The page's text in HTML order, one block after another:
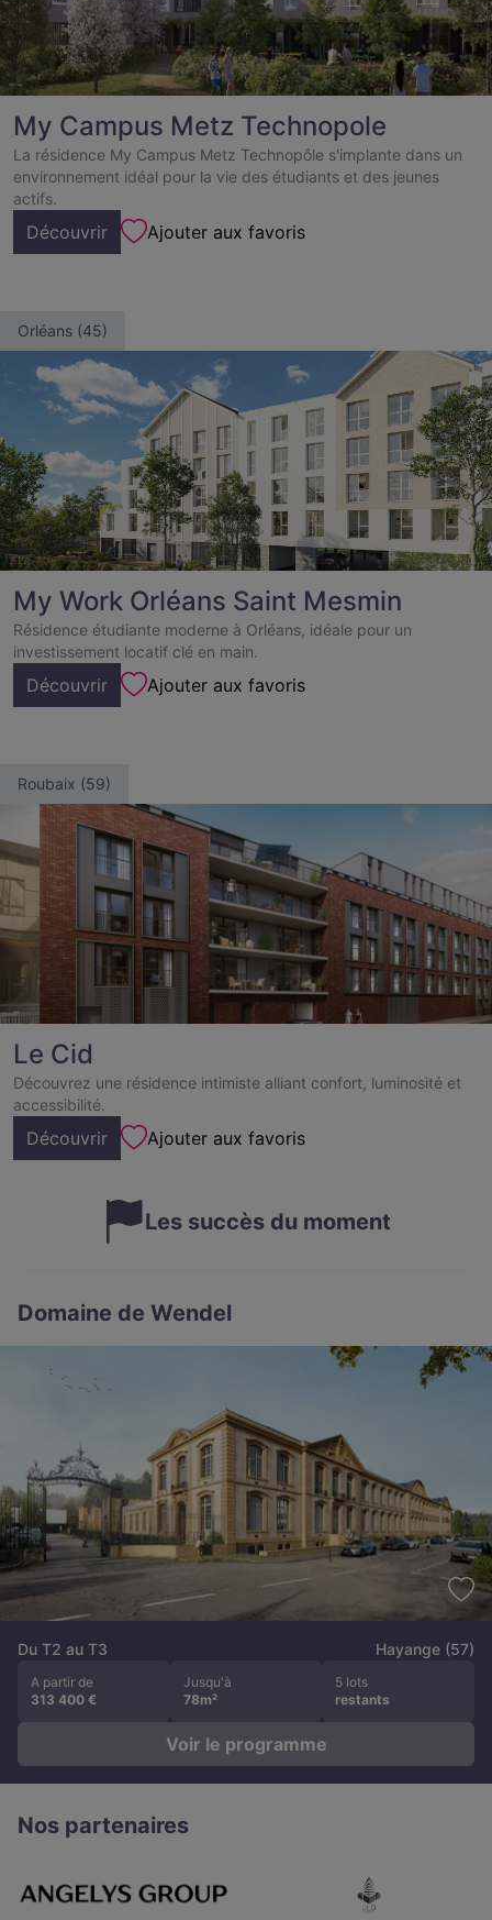
My Campus Metz Technopole
La résidence My Campus Metz Technopôle s'implante dans un
environnement idéal pour la vie des étudiants et des jeunes
actifs.
Découvrir Ajouter aux favoris
Orléans (45)
My Work Orléans Saint Mesmin
Résidence étudiante moderne à Orléans, idéale pour un
investissement locatif clé en main.
Découvrir Ajouter aux favoris
Roubaix (59)
Le Cid
Découvrez une résidence intimiste alliant confort, luminosité et
accessibilité.
Découvrir Ajouter aux favoris
Les succès du moment
Domaine de Wendel
Du T2 au T3 Hayange (57)
A partir de
313 400 €
Jusqu'à
78m²
5 lots
restants
Voir le programme
Nos partenaires